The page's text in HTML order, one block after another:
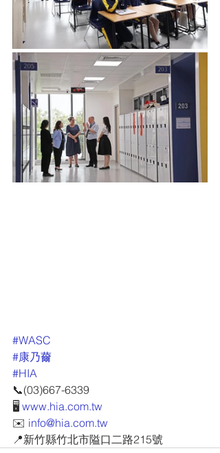
#WASC
#康乃薾
#HIA
📞(03)667-6339
🖥 www.hia.com.tw
✉️ info@hia.com.tw
📍新竹縣竹北市隘口二路215號